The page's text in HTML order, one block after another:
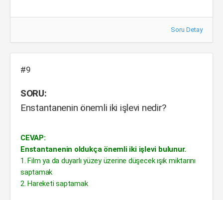
Soru Detay
#9
SORU:
Enstantanenin önemli iki işlevi nedir?
CEVAP:
Enstantanenin oldukça önemli iki işlevi bulunur.
1. Film ya da duyarlı yüzey üzerine düşecek ışık miktarını
saptamak
2. Hareketi saptamak